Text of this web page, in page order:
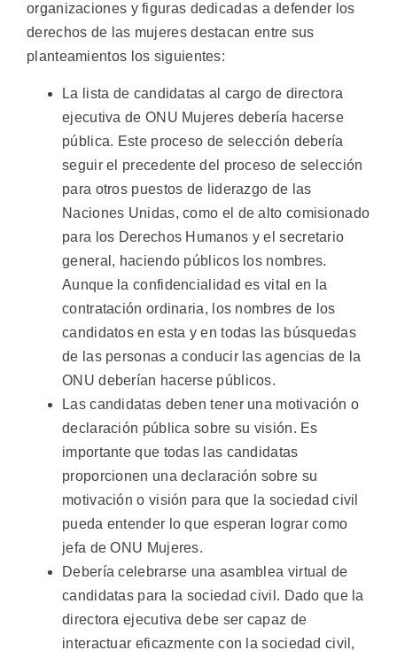
organizaciones y figuras dedicadas a defender los
derechos de las mujeres destacan entre sus
planteamientos los siguientes:
La lista de candidatas al cargo de directora
ejecutiva de ONU Mujeres debería hacerse
pública. Este proceso de selección debería
seguir el precedente del proceso de selección
para otros puestos de liderazgo de las
Naciones Unidas, como el de alto comisionado
para los Derechos Humanos y el secretario
general, haciendo públicos los nombres.
Aunque la confidencialidad es vital en la
contratación ordinaria, los nombres de los
candidatos en esta y en todas las búsquedas
de las personas a conducir las agencias de la
ONU deberían hacerse públicos.
Las candidatas deben tener una motivación o
declaración pública sobre su visión. Es
importante que todas las candidatas
proporcionen una declaración sobre su
motivación o visión para que la sociedad civil
pueda entender lo que esperan lograr como
jefa de ONU Mujeres.
Debería celebrarse una asamblea virtual de
candidatas para la sociedad civil. Dado que la
directora ejecutiva debe ser capaz de
interactuar eficazmente con la sociedad civil,